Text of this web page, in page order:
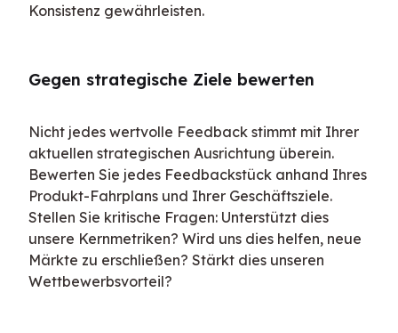
Konsistenz gewährleisten.
Gegen strategische Ziele bewerten
Nicht jedes wertvolle Feedback stimmt mit Ihrer
aktuellen strategischen Ausrichtung überein.
Bewerten Sie jedes Feedbackstück anhand Ihres
Produkt-Fahrplans und Ihrer Geschäftsziele.
Stellen Sie kritische Fragen: Unterstützt dies
unsere Kernmetriken? Wird uns dies helfen, neue
Märkte zu erschließen? Stärkt dies unseren
Wettbewerbsvorteil?